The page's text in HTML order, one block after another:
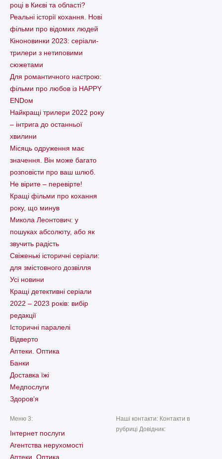
році в Києві та області?
Реальні історії кохання. Нові
фільми про відомих людей
Кіноновинки 2023: серіали-
трилери з нетиповими
сюжетами
Для романтичного настрою:
фільми про любов із HAPPY
ENDом
Найкращі трилери 2022 року
– інтрига до останньої
хвилини
Місяць одруження має
значення. Він може багато
розповісти про ваш шлюб.
Не вірите – перевірте!
Кращі фільми про кохання
року, що минув
Микола Леонтович: у
пошуках абсолюту, або як
звучить радість
Свіженькі історичні серіали:
для змістовного дозвілля
Усі новини
Кращі детективні серіали
2022 – 2023 років: вибір
редакції
Історичні паралелі
Відверто
Аптеки. Оптика
Банки
Доставка їжі
Медпослуги
Здоров’я
Меню 3:
Інтернет послуги
Агентства нерухомості
Аптеки. Оптика
Наші контакти: Контакти в
рубриці Довідник: